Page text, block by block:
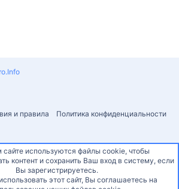
и правила
Политика конфиденциальности
сайте используются файлы cookie, чтобы
контент и сохранить Ваш вход в систему, если
Вы зарегистрируетесь.
этот сайт, Вы соглашаетесь на